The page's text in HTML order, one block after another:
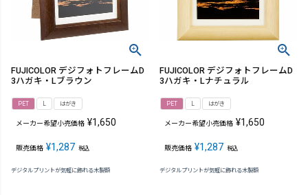
FUJICOLOR デジフォトフレームD
3ハガキ・Lブラウン
PET L はがき
メーカー希望小売価格 ¥1,650
販売価格 ¥1,287 税込
デジタルプリントが気軽に飾れる木製額
FUJICOLOR デジフォトフレームD
3ハガキ・Lナチュラル
PET L はがき
メーカー希望小売価格 ¥1,650
販売価格 ¥1,287 税込
デジタルプリントが気軽に飾れる木製額